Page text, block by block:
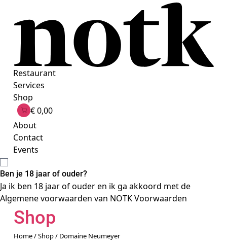
Restaurant
Services
Shop
€ 0,00
About
Contact
Events
Ben je 18 jaar of ouder?
Ja ik ben 18 jaar of ouder en ik ga akkoord met de
Algemene voorwaarden van NOTKVoorwaarden
Shop
Home/Shop/ Domaine Neumeyer